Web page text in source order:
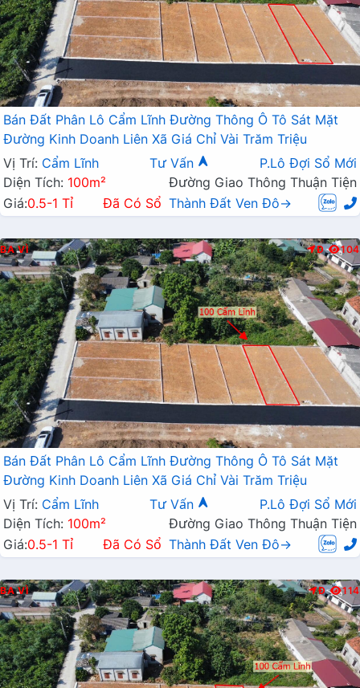
Bán Đất Phân Lô Cẩm Lĩnh Đường Thông Ô Tô Sát Mặt
Đường Kinh Doanh Liên Xã Giá Chỉ Vài Trăm Triệu
Vị Trí: Cẩm Lĩnh Tư Vấn
P.Lô Đợi Sổ Mới
Diện Tích: 100m²
Đường Giao Thông Thuận Tiện
Giá:0.5-1 Tỉ Đã Có Sổ Thành Đất Ven Đô→
BA VÌ Đ 104
Bán Đất Phân Lô Cẩm Lĩnh Đường Thông Ô Tô Sát Mặt
Đường Kinh Doanh Liên Xã Giá Chỉ Vài Trăm Triệu
Vị Trí: Cẩm Lĩnh Tư Vấn
P.Lô Đợi Sổ Mới
Diện Tích: 100m²
Đường Giao Thông Thuận Tiện
Giá:0.5-1 Tỉ Đã Có Sổ Thành Đất Ven Đô→
BA VÌ Đ 114